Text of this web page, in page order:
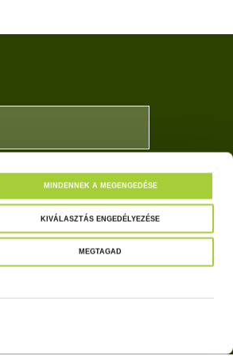
MINDENNEK A MEGENGEDÉSE
KIVÁLASZTÁS ENGEDÉLYEZÉSE
MEGTAGAD